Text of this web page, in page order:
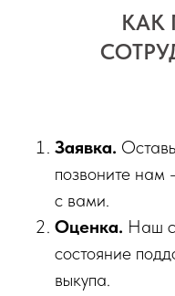
КАК
Заявка.
позвоните
с вами.
Оценка. Наш
состояние
выкупа.